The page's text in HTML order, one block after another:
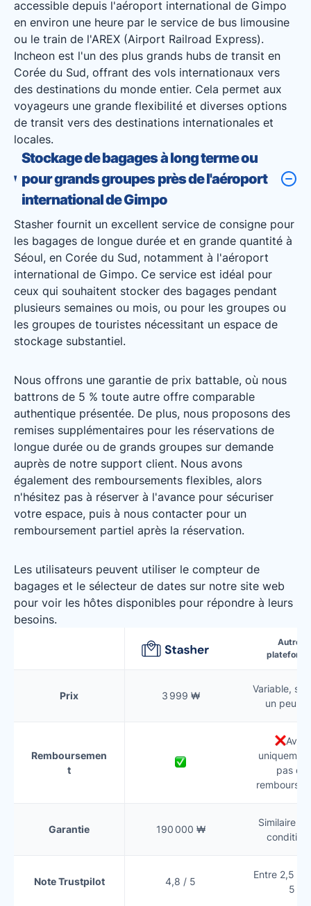
accessible depuis l'aéroport international de Gimpo
en environ une heure par le service de bus limousine
ou le train de l'AREX (Airport Railroad Express).
Incheon est l'un des plus grands hubs de transit en
Corée du Sud, offrant des vols internationaux vers
des destinations du monde entier. Cela permet aux
voyageurs une grande flexibilité et diverses options
de transit vers des destinations internationales et
locales.
Stockage de bagages à long terme ou
pour grands groupes près de l'aéroport
international de Gimpo
Stasher fournit un excellent service de consigne pour
les bagages de longue durée et en grande quantité à
Séoul, en Corée du Sud, notamment à l'aéroport
international de Gimpo. Ce service est idéal pour
ceux qui souhaitent stocker des bagages pendant
plusieurs semaines ou mois, ou pour les groupes ou
les groupes de touristes nécessitant un espace de
stockage substantiel.
Nous offrons une garantie de prix battable, où nous
battrons de 5 % toute autre offre comparable
authentique présentée. De plus, nous proposons des
remises supplémentaires pour les réservations de
longue durée ou de grands groupes sur demande
auprès de notre support client. Nous avons
également des remboursements flexibles, alors
n'hésitez pas à réserver à l'avance pour sécuriser
votre espace, puis à nous contacter pour un
remboursement partiel après la réservation.
Les utilisateurs peuvent utiliser le compteur de
bagages et le sélecteur de dates sur notre site web
pour voir les hôtes disponibles pour répondre à leurs
besoins.
Autres
Prix 3 999 ₩
Variable,
un peu
Remboursemen
t
Avoir
pas de
Garantie 190 000 ₩
Similaire
Note Trustpilot 4,8 / 5
Entre 2,5 et
5